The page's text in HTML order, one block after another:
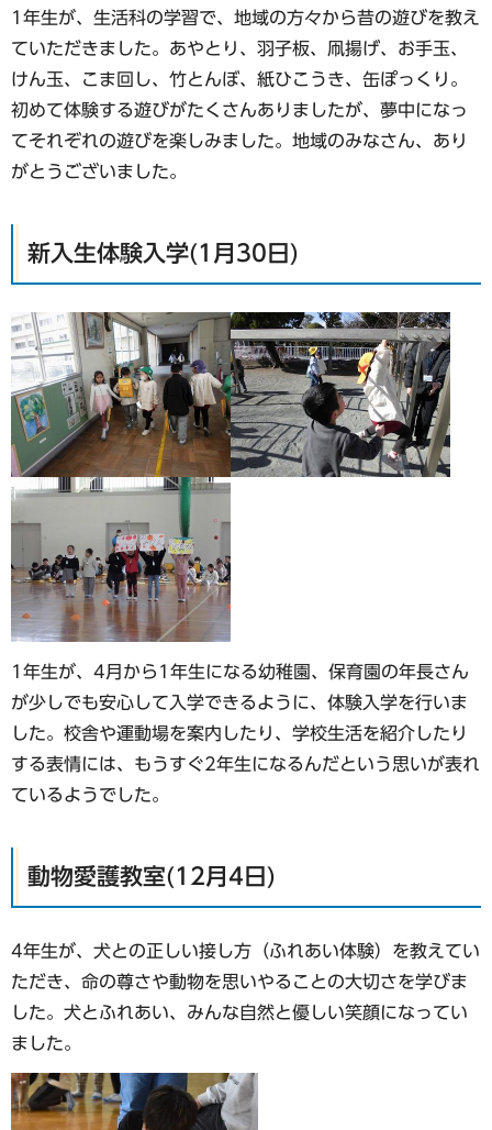
1年生が、生活科の学習で、地域の方々から昔の遊びを教え
ていただきました。あやとり、羽子板、凧揚げ、お手玉、
けん玉、こま回し、竹とんぼ、紙ひこうき、缶ぽっくり。
初めて体験する遊びがたくさんありましたが、夢中になっ
てそれぞれの遊びを楽しみました。地域のみなさん、あり
がとうございました。
新入生体験入学(1月30日)
1年生が、4月から1年生になる幼稚園、保育園の年長さん
が少しでも安心して入学できるように、体験入学を行いま
した。校舎や運動場を案内したり、学校生活を紹介したり
する表情には、もうすぐ2年生になるんだという思いが表れ
ているようでした。
動物愛護教室(12月4日)
4年生が、犬との正しい接し方（ふれあい体験）を教えてい
ただき、命の尊さや動物を思いやることの大切さを学びま
した。犬とふれあい、みんな自然と優しい笑顔になってい
ました。